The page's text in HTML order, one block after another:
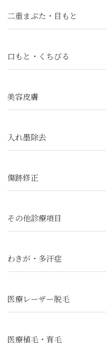
二重まぶた・目もと
口もと・くちびる
美容皮膚
入れ墨除去
傷跡修正
その他診療項目
わきが・多汗症
医療レーザー脱毛
医療植毛・育毛